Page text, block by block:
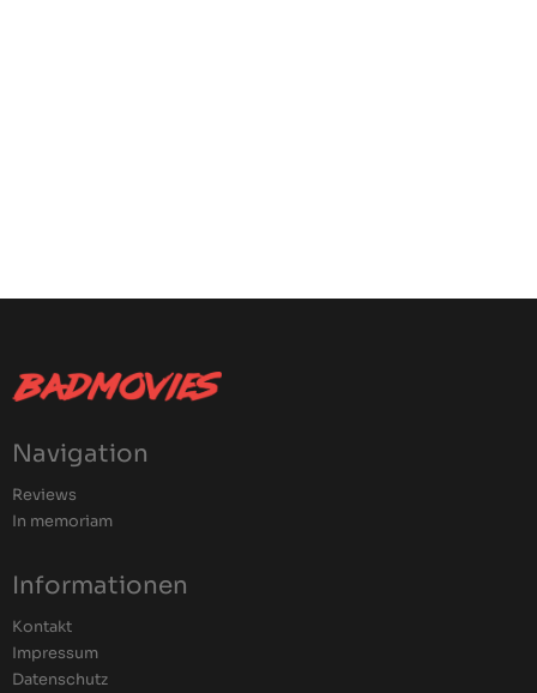
Navigation
Reviews
In memoriam
Informationen
Kontakt
Impressum
Datenschutz